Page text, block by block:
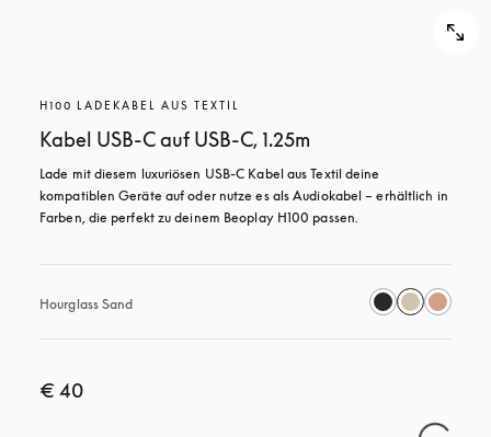
H100 LADEKABEL AUS TEXTIL
Kabel USB-C auf USB-C, 1.25m
Lade mit diesem luxuriösen USB-C Kabel aus Textil deine
kompatiblen Geräte auf oder nutze es als Audiokabel – erhältlich in
Farben, die perfekt zu deinem Beoplay H100 passen.
Hourglass Sand
€ 40